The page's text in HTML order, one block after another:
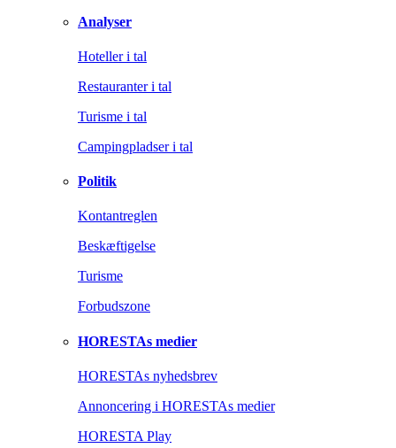
Analyser
Hoteller i tal
Restauranter i tal
Turisme i tal
Campingpladser i tal
Politik
Kontantreglen
Beskæftigelse
Turisme
Forbudszone
HORESTAs medier
HORESTAs nyhedsbrev
Annoncering i HORESTAs medier
HORESTA Play